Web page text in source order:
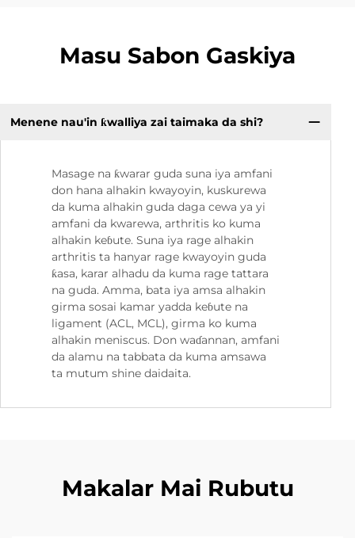
Masu Sabon Gaskiya
Menene nau'in ƙwalliya zai taimaka da shi?
Masage na ƙwarar guda suna iya amfani
don hana alhakin kwayoyin, kuskurewa
da kuma alhakin guda daga cewa ya yi
amfani da kwarewa, arthritis ko kuma
alhakin keɓute. Suna iya rage alhakin
arthritis ta hanyar rage kwayoyin guda
ƙasa, karar alhadu da kuma rage tattara
na guda. Amma, bata iya amsa alhakin
girma sosai kamar yadda keɓute na
ligament (ACL, MCL), girma ko kuma
alhakin meniscus. Don waɗannan, amfani
da alamu na tabbata da kuma amsawa
ta mutum shine daidaita.
Makalar Mai Rubutu